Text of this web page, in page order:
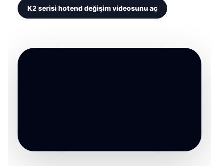
K2 serisi hotend değişim videosunu aç